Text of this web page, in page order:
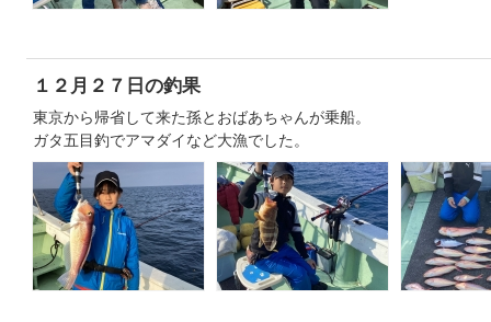
１２月２７日の釣果
東京から帰省して来た孫とおばあちゃんが乗船。
ガタ五目釣でアマダイなど大漁でした。